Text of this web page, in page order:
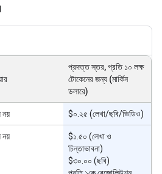
প্রদত্ত স্তর, প্রতি ১০ লক্ষ
টোকেনের জন্য (মার্কিন
ডলারে)
নয় $০.২৫ (লেখা/ছবি/ভিডিও)
নয়
$১.৫০ (লেখা ও
চিন্তাভাবনা)
$৩০.০০ (ছবি)